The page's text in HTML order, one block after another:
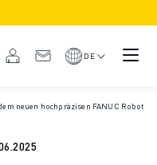
DE
neuen hochpräzisen FANUC Roboter